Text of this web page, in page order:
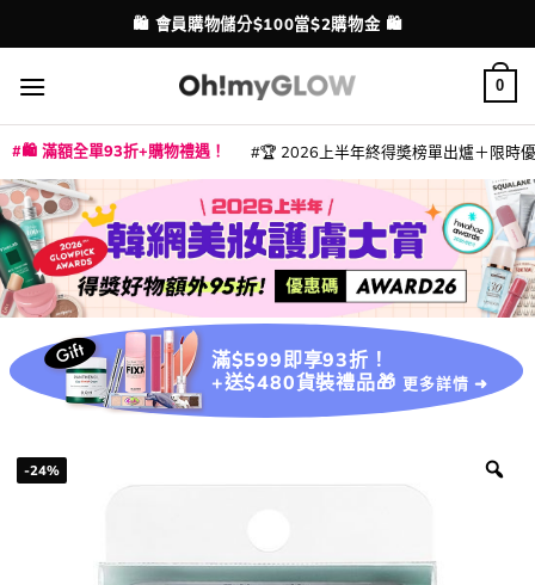
to
content
配送港澳
💳 支援消費券、FPS、八達通、PAYME、信用卡付款
0
🛍️ 滿額全單93折+購物禮遇！ 🏆 2026上半年終得奬榜單出爐＋限時
滿$599即享93折！
+送$480貨裝禮品🎁 更多詳情 ➜
-24%